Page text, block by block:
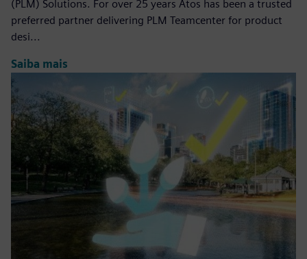
(PLM) Solutions. For over 25 years Atos has been a trusted
preferred partner delivering PLM Teamcenter for product
desi...
Saiba mais